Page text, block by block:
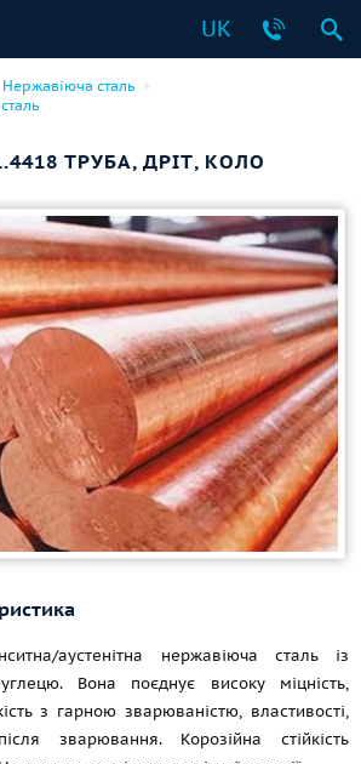
UK
Нержавіюча сталь
ТРУБА, ДРІТ, КОЛО
аустенітна нержавіюча сталь із
Вона поєднує високу міцність,
з гарною зварюваністю, властивості,
зварювання. Корозійна стійкість